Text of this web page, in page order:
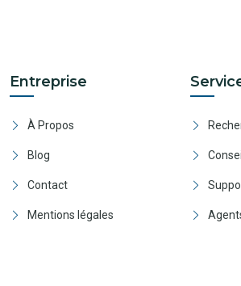
Entreprise
À Propos
Blog
Contact
Mentions légales